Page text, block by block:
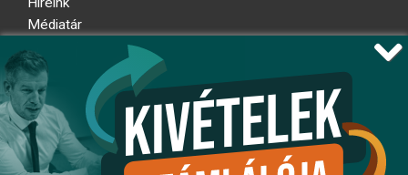
Médiatár
Adatkezelési nyilatkozat
Átláthatósági nyilatkozat
Ugrás az oldal tetejére
Kövessen minket!